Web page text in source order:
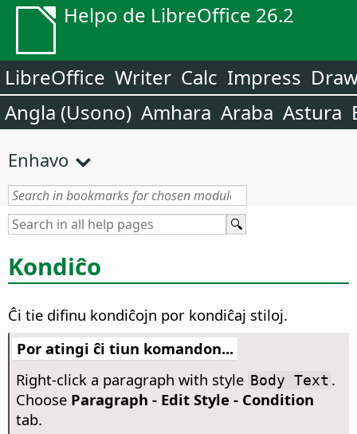
Helpo de LibreOffice 26.2
LibreOffice Writer Calc Impress
Angla (Usono) Amhara Araba Astura
Enhavo
Kondiĉo
Ĉi tie difinu kondiĉojn por kondiĉaj stiloj.
Por atingi ĉi tiun komandon...
Right-click a paragraph with style Body Text .
Choose Paragraph - Edit Style - Condition
tab.